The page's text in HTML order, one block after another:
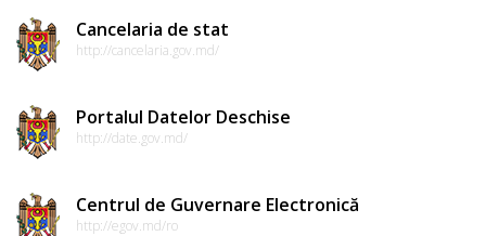
Cancelaria de stat
http://cancelaria.gov.md/
Portalul Datelor Deschise
http://date.gov.md/
Centrul de Guvernare Electronică
http://egov.md/ro